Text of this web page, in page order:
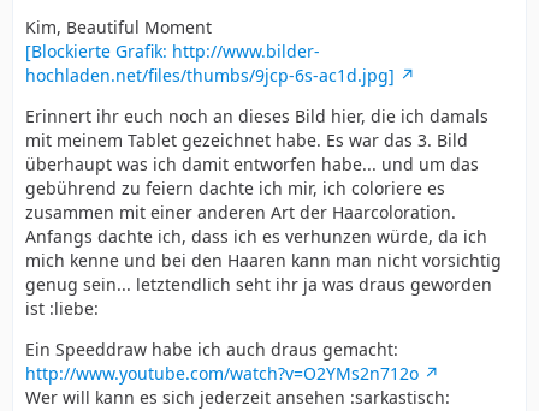
Kim, Beautiful Moment
[Blockierte Grafik: http://www.bilder-
hochladen.net/files/thumbs/9jcp-6s-ac1d.jpg]
Erinnert ihr euch noch an dieses Bild hier, die ich damals
mit meinem Tablet gezeichnet habe. Es war das 3. Bild
überhaupt was ich damit entworfen habe... und um das
gebührend zu feiern dachte ich mir, ich coloriere es
zusammen mit einer anderen Art der Haarcoloration.
Anfangs dachte ich, dass ich es verhunzen würde, da ich
mich kenne und bei den Haaren kann man nicht vorsichtig
genug sein... letztendlich seht ihr ja was draus geworden
ist :liebe:
Ein Speeddraw habe ich auch draus gemacht:
http://www.youtube.com/watch?v=O2YMs2n712o
Wer will kann es sich jederzeit ansehen :sarkastisch: